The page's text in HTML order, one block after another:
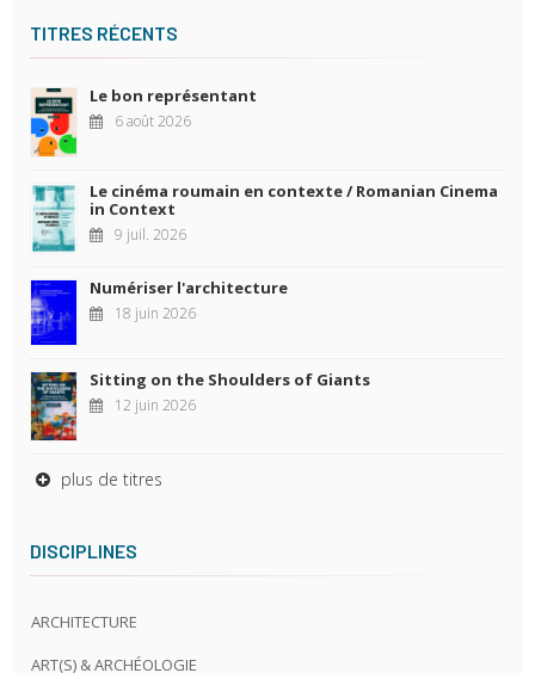
TITRES RÉCENTS
Le bon représentant
6 août 2026
Le cinéma roumain en contexte / Romanian Cinema
in Context
9 juil. 2026
Numériser l'architecture
18 juin 2026
Sitting on the Shoulders of Giants
12 juin 2026
plus de titres
DISCIPLINES
ARCHITECTURE
ART(S) & ARCHÉOLOGIE